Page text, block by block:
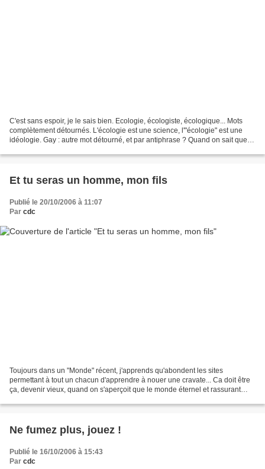
C'est sans espoir, je le sais bien. Ecologie, écologiste, écologique... Mots
complètement détournés. L'écologie est une science, l'"écologie" est une
idéologie. Gay : autre mot détourné, et par antiphrase ? Quand on sait que le
Et tu seras un homme, mon fils
Publié le 20/10/2006 à 11:07
Par cdc
Toujours dans un "Monde" récent, j'apprends qu'abondent les sites
permettant à tout un chacun d'apprendre à nouer une cravate... Ca doit être
ça, devenir vieux, quand on s'aperçoit que le monde éternel et rassurant
Ne fumez plus, jouez !
Publié le 16/10/2006 à 15:43
Par cdc